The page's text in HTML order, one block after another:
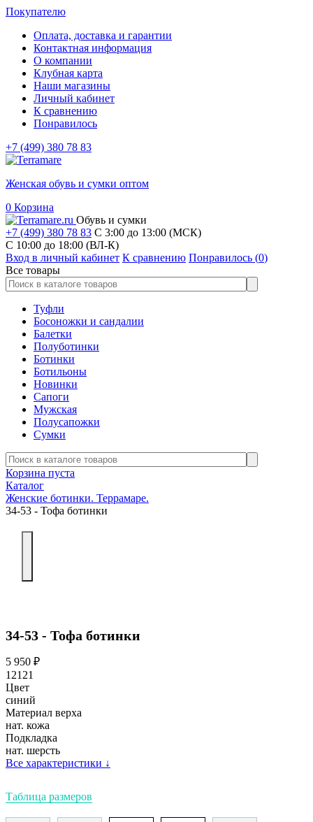
Покупателю
Оплата, доставка и гарантии
Контактная информация
О компании
Клубная карта
Наши магазины
Личный кабинет
К сравнению
Понравилось
+7 (499) 380 78 83
Женская обувь и сумки оптом
0 Корзина
Обувь и сумки
+7 (499) 380 78 83 С 3:00 до 13:00 (МСК)
C 10:00 до 18:00 (ВЛ-К)
Вход в личный кабинет К сравнению Понравилось (0)
Все товары
Туфли
Босоножки и сандалии
Балетки
Полуботинки
Ботинки
Ботильоны
Новинки
Сапоги
Мужская
Полусапожки
Сумки
Корзина пуста
Каталог
Женские ботинки. Террамаре.
34-53 - Тофа ботинки
34-53 - Тофа ботинки
5 950 ₽
12121
Цвет
синий
Материал верха
нат. кожа
Подкладка
нат. шерсть
Все характеристики ↓
Таблица размеров